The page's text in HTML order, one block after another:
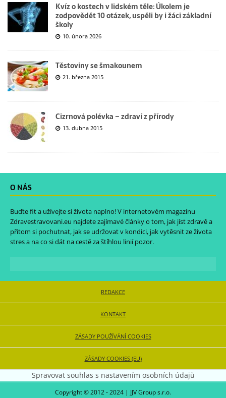
Kvíz o kostech v lidském těle: Úkolem je
zodpovědět 10 otázek, uspěli by i žáci základní
školy
10. února 2026
Těstoviny se šmakounem
21. března 2015
Cizrnová polévka – zdraví z přírody
13. dubna 2015
O NÁS
Buďte fit a užívejte si života naplno! V internetovém magazínu
Zdravestravovani.eu najdete zajímavé články o tom, jak jíst zdravě a
přitom si pochutnat, jak se udržovat v kondici, jak vytěsnit ze života
stres a na co si dát na cestě za štíhlou linií pozor.
REDAKCE
KONTAKT
ZÁSADY POUŽÍVÁNÍ COOKIES
ZÁSADY COOKIES (EU)
Spravovat souhlas s nastavením osobních údajů
Copyright © 2012 - 2024 | JJV Group s.r.o.